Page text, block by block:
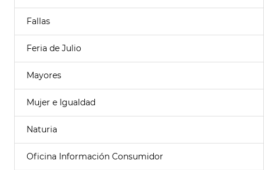
Fallas
Feria de Julio
Mayores
Mujer e Igualdad
Naturia
Oficina Información Consumidor